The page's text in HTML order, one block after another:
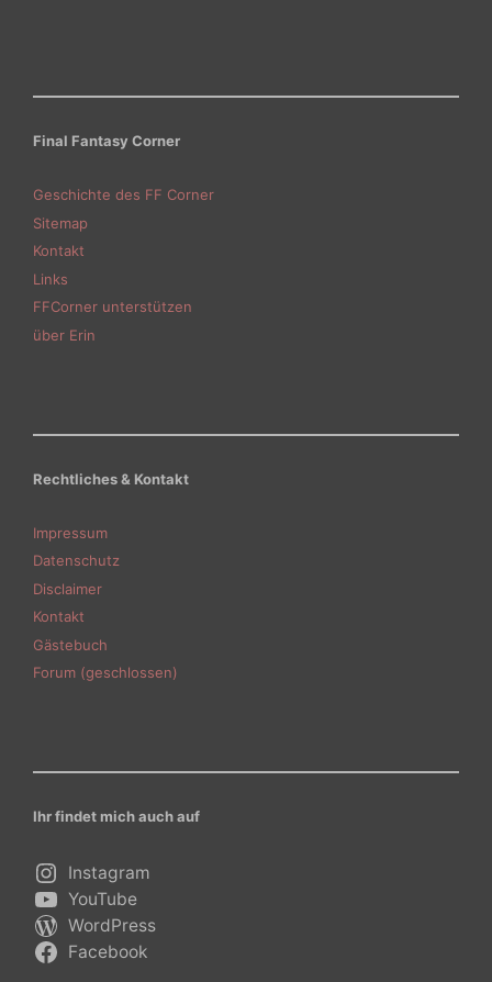
Final Fantasy Corner
Geschichte des FF Corner
Sitemap
Kontakt
Links
FFCorner unterstützen
über Erin
Rechtliches & Kontakt
Impressum
Datenschutz
Disclaimer
Kontakt
Gästebuch
Forum (geschlossen)
Ihr findet mich auch auf
Instagram
YouTube
WordPress
Facebook